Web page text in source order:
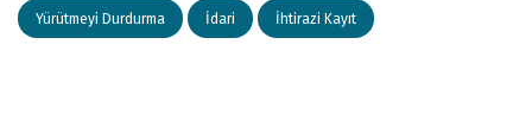
Yürütmeyi Durdurma İdari İhtirazi Kayıt